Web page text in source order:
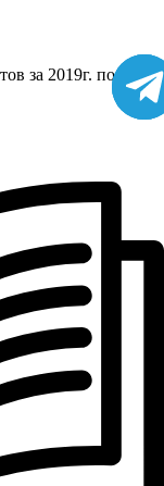
за 2019г. по всей